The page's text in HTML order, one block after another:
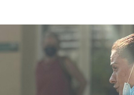
ΝΔ η Δημόσια
ασθενείς.
η παροχή ποιοτικών
προσωπικού.